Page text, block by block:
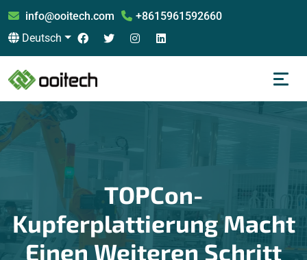
info@ooitech.com
+8615961592660
Deutsch
TOPCon-
Kupferplattierung Macht
Einen Weiteren Schritt